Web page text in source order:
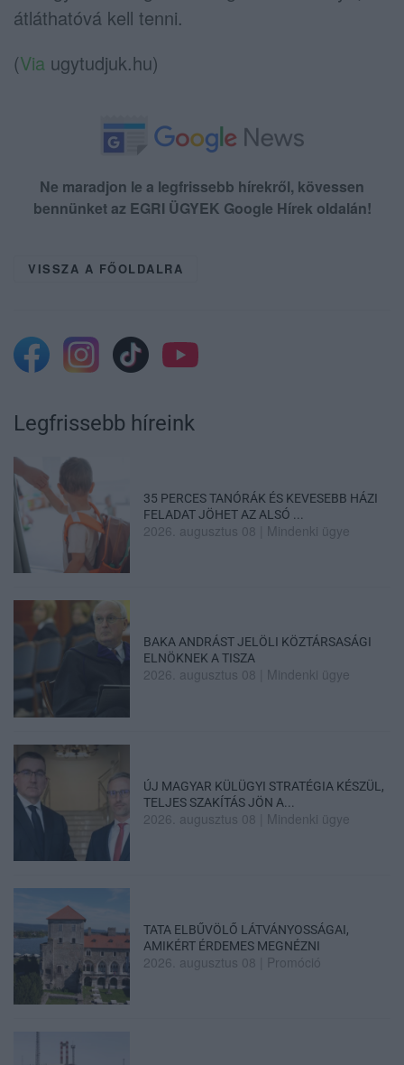
átláthatóvá kell tenni.
(Via ugytudjuk.hu)
Ne maradjon le a legfrissebb hírekről, kövessen
bennünket az EGRI ÜGYEK Google Hírek oldalán!
VISSZA A FŐOLDALRA
Legfrissebb híreink
35 PERCES TANÓRÁK ÉS KEVESEBB HÁZI
FELADAT JÖHET AZ ALSÓ ...
2026. augusztus 08 Mindenki ügye
BAKA ANDRÁST JELÖLI KÖZTÁRSASÁGI
ELNÖKNEK A TISZA
2026. augusztus 08 Mindenki ügye
ÚJ MAGYAR KÜLÜGYI STRATÉGIA KÉSZÜL,
TELJES SZAKÍTÁS JÖN A...
2026. augusztus 08 Mindenki ügye
TATA ELBŰVÖLŐ LÁTVÁNYOSSÁGAI,
AMIKÉRT ÉRDEMES MEGNÉZNI
2026. augusztus 08 Promóció